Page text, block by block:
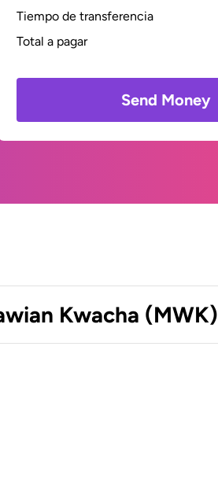
Tiempo de transferencia
Total a pagar
Send Money
Kwacha (MWK)